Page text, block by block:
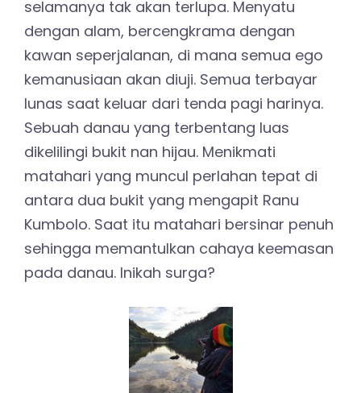
selamanya tak akan terlupa. Menyatu
dengan alam, bercengkrama dengan
kawan seperjalanan, di mana semua ego
kemanusiaan akan diuji. Semua terbayar
lunas saat keluar dari tenda pagi harinya.
Sebuah danau yang terbentang luas
dikelilingi bukit nan hijau. Menikmati
matahari yang muncul perlahan tepat di
antara dua bukit yang mengapit Ranu
Kumbolo. Saat itu matahari bersinar penuh
sehingga memantulkan cahaya keemasan
pada danau. Inikah surga?